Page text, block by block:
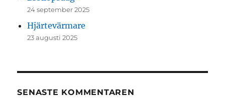
24 september 2025
Hjärtevärmare
23 augusti 2025
SENASTE KOMMENTAREN